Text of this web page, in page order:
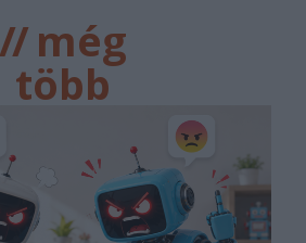
//még
több